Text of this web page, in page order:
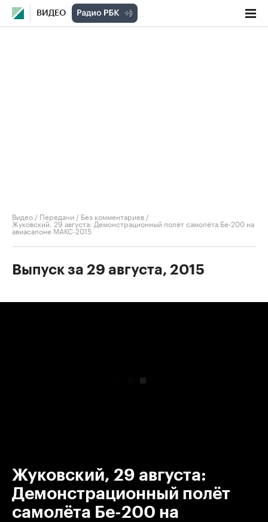
ВИДЕО
Видео / Передачи / Без комментариев /
Жуковский, 29 августа: Демонстрационный полёт самолёта Бе-200 на
авиасалоне МАКС-2015
Выпуск за 29 августа, 2015
Жуковский, 29 августа:
Демонстрационный полёт
самолёта Бе-200 на